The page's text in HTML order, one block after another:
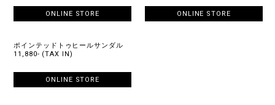
ONLINE STORE ONLINE STORE
ポインテッドトゥヒールサンダル
11,880- (TAX IN)
ONLINE STORE